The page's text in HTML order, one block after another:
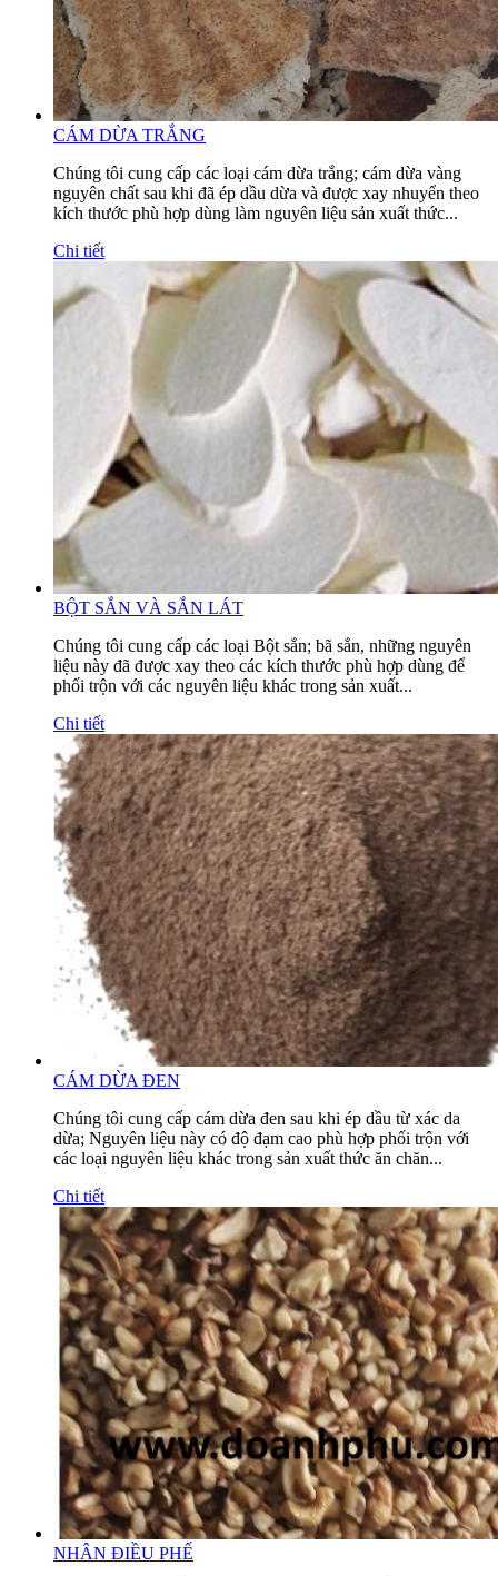
CÁM DỪA TRẮNG
Chúng tôi cung cấp các loại cám dừa trắng; cám dừa vàng
nguyên chất sau khi đã ép dầu dừa và được xay nhuyển theo
kích thước phù hợp dùng làm nguyên liệu sản xuất thức...
Chi tiết
BỘT SẮN VÀ SẮN LÁT
Chúng tôi cung cấp các loại Bột sắn; bã sắn, những nguyên
liệu này đã được xay theo các kích thước phù hợp dùng để
phối trộn với các nguyên liệu khác trong sản xuất...
Chi tiết
CÁM DỪA ĐEN
Chúng tôi cung cấp cám dừa đen sau khi ép dầu từ xác da
dừa; Nguyên liệu này có độ đạm cao phù hợp phối trộn với
các loại nguyên liệu khác trong sản xuất thức ăn chăn...
Chi tiết
NHÂN ĐIỀU PHẾ